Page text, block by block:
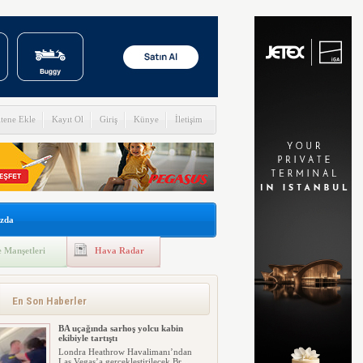
Ekle Kayıt Ol Giriş Künye İletişim
Manşetleri Hava Radar
En Son Haberler
BA uçağında sarhoş yolcu kabin
ekibiyle tartıştı
Londra Heathrow Havalimanı’ndan